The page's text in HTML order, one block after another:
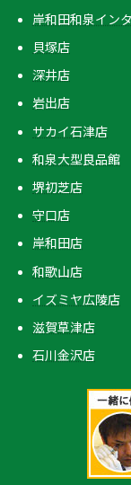
岸和田和泉イン
貝塚店
深井店
岩出店
サカイ石津店
和泉大型良品館
堺初芝店
守口店
岸和田店
和歌山店
イズミヤ広陵店
滋賀草津店
石川金沢店